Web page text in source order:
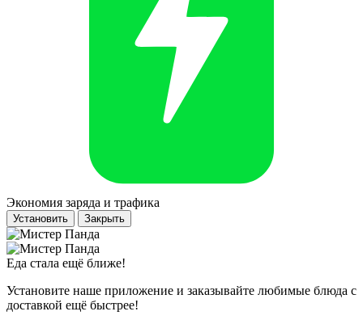
Экономия заряда и трафика
Установить Закрыть
Еда стала ещё ближе!
Установите наше приложение и заказывайте любимые блюда с
доставкой ещё быстрее!